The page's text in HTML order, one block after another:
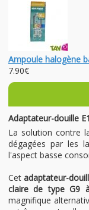
Ampoule halogène
7.90€
Adaptateur-douille
La solution contre
dégagées par les
l'aspect basse
Cetadaptateur-
claire de type G9
magnifique